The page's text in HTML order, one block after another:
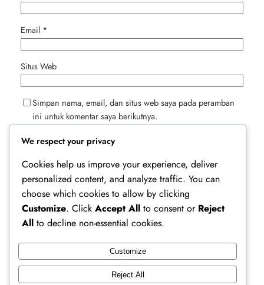
Email *
Situs Web
Simpan nama, email, dan situs web saya pada peramban
ini untuk komentar saya berikutnya.
Ferry Doedens | Public Figure, Actor & Creative
We respect your privacy
Cookies help us improve your experience, deliver
personalized content, and analyze traffic. You can
choose which cookies to allow by clicking
Customize. Click Accept All to consent or Reject
All to decline non-essential cookies.
Customize
Reject All